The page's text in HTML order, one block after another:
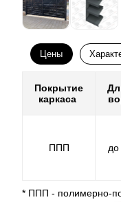
Цены
Покрытие
каркаса
ППП
* ППП - полимерно-